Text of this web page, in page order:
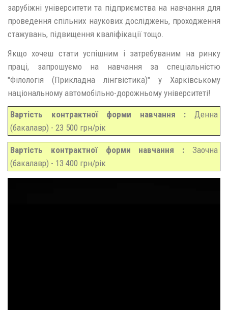
зарубіжні університети та підприємства на навчання для
проведення спільних наукових досліджень, проходження
стажувань, підвищення кваліфікації тощо.
Якщо хочеш стати успішним і затребуваним на ринку
праці, запрошуємо на навчання за спеціальністю
"Філологія (Прикладна лінгвістика)" у Харківському
національному автомобільно-дорожньому університеті!
Вартість контрактної форми навчання : Денна
(бакалавр) - 23 500 грн/рік
Вартість контрактної форми навчання : Заочна
(бакалавр) - 13 400 грн/рік